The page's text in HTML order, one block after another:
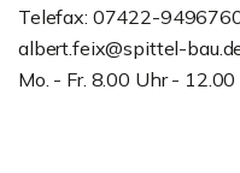
Telefax: 07422-
albert.feix@spittel-
Mo. - Fr. 8.00 Uhr -